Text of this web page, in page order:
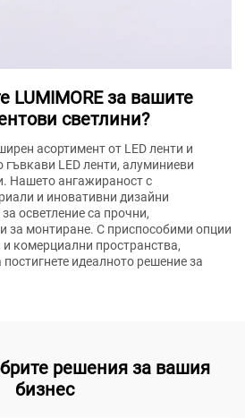
LUMIMORE за вашите
светлини?
асортимент от LED ленти и
LED ленти, алуминиеви
Нашето ангажираност с
и иновативни дизайни
осветление са прочни,
за монтиране. С приспособими опции
комерциални пространства,
идеалното решение за
решения за вашия
бизнес